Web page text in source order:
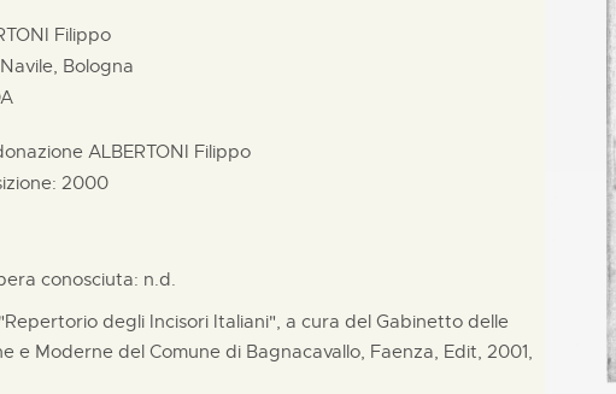
Filippo
Bologna
ALBERTONI Filippo
2000
conosciuta: n.d.
degli Incisori Italiani", a cura del Gabinetto delle
e Moderne del Comune di Bagnacavallo, Faenza, Edit, 2001,